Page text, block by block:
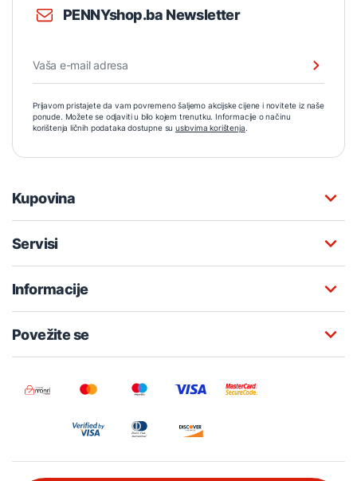
PENNYshop.ba Newsletter
Prijavom pristajete da vam povremeno šaljemo akcijske cijene i novitete iz naše
ponude. Možete se odjaviti u bilo kojem trenutku. Informacije o načinu
korištenja ličnih podataka dostupne su uslovima korištenja.
Kupovina
Servisi
Informacije
Povežite se